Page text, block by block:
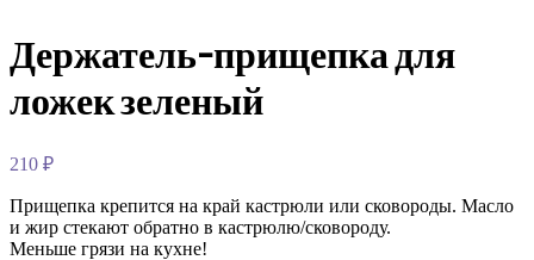
Держатель-прищепка для
ложек зеленый
210 ₽
Прищепка крепится на край кастрюли или сковороды. Масло
и жир стекают обратно в кастрюлю/сковороду.
Меньше грязи на кухне!